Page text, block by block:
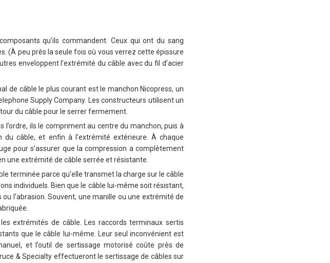
qu’ils commandent. Ceux qui ont du sang
(À peu près la seule fois où vous verrez cette épissure
enveloppent l’extrémité du câble avec du fil d’acier
de câble le plus courant est le manchon Nicopress, un
Supply Company. Les constructeurs utilisent un
du câble pour le serrer fermement.
l’ordre, ils le compriment au centre du manchon, puis à
câble, et enfin à l’extrémité extérieure. À chaque
pour s’assurer que la compression a complètement
une extrémité de câble serrée et résistante.
terminée parce qu’elle transmet la charge sur le câble
individuels. Bien que le câble lui-même soit résistant,
l’abrasion. Souvent, une manille ou une extrémité de
extrémités de câble. Les raccords terminaux sertis
que le câble lui-même. Leur seul inconvénient est
et l’outil de sertissage motorisé coûte près de
& Specialty effectueront le sertissage de câbles sur